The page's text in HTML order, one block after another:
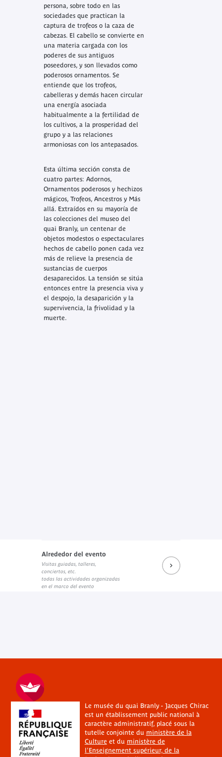
persona, sobre todo en las
sociedades que practican la
captura de trofeos o la caza de
cabezas. El cabello se convierte en
una materia cargada con los
poderes de sus antiguos
poseedores, y son llevados como
poderosos ornamentos. Se
entiende que los trofeos,
cabelleras y demás hacen circular
una energía asociada
habitualmente a la fertilidad de
los cultivos, a la prosperidad del
grupo y a las relaciones
armoniosas con los antepasados.
Esta última sección consta de
cuatro partes: Adornos,
Ornamentos poderosos y hechizos
mágicos, Trofeos, Ancestros y Más
allá. Extraídos en su mayoría de
las colecciones del museo del
quai Branly, un centenar de
objetos modestos o espectaculares
hechos de cabello ponen cada vez
más de relieve la presencia de
sustancias de cuerpos
desaparecidos. La tensión se sitúa
entonces entre la presencia viva y
el despojo, la desaparición y la
supervivencia, la frivolidad y la
muerte.
Alrededor del evento
Visitas guiadas, talleres,
conciertos, etc.
todas las actividades organizadas
en el marco del evento
Le musée du quai Branly - Jacques Chirac
est un établissement public national à
caractère administratif, placé sous la
tutelle conjointe du ministère de la
Cultureet du ministère de
l'Enseignement supérieur, de la